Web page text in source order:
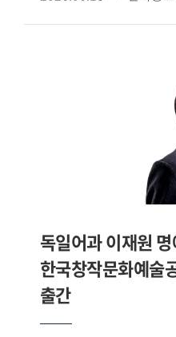
저희 어머니와 만나 밤새
챙겨주셨고요. 돌이켜보
고마운 인연이었고, 제가
도와주셨습니다. 그래서
바라며 제 이야기를 많이
최우수 수준의 강의 평가
교육에 있어 중요하게 생
처음부터 강의 평가가 최
2020년 전과 후로 나뉜다
교수가 언어학은 물론 지
태국에서 보낸 10년을 토
호기심이 강한 학생들에게
고대철학연구자들의 학술
독일어과 이재원
한국창작문화예술
출간